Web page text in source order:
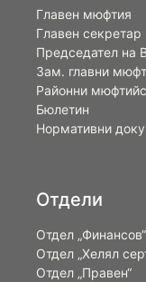
Главен мюфтия
Главен секретар
Председател на
Зам. главни
Районни
Бюлетин
Нормативни
Отдели
Отдел „Финансов“
Отдел „Хелял
Отдел „Правен“